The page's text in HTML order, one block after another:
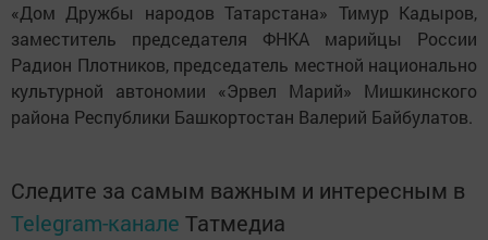
«Дом Дружбы народов Татарстана» Тимур Кадыров,
заместитель председателя ФНКА марийцы России
Радион Плотников, председатель местной национально
культурной автономии «Эрвел Марий» Мишкинского
района Республики Башкортостан Валерий Байбулатов.
Следите за самым важным и интересным в
Telegram-канале Татмедиа